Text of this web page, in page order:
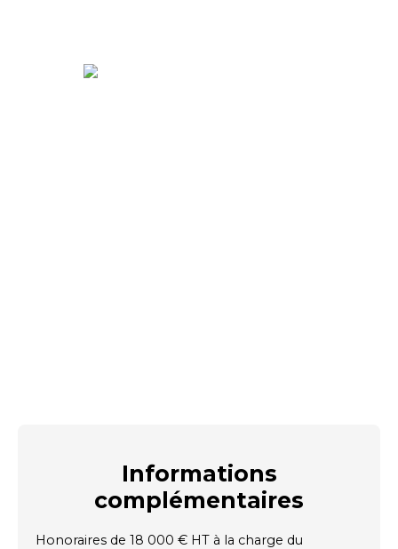
Informations
complémentaires
Honoraires de 18 000 € HT à la charge du